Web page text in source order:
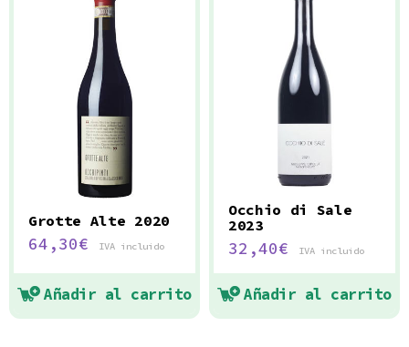
Grotte Alte 2020
64,30€ IVA incluido
Añadir al carrito
Occhio di Sale
2023
32,40€ IVA incluido
Añadir al carrito